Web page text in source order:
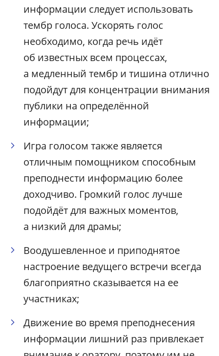
информации следует использовать
тембр голоса. Ускорять голос
необходимо, когда речь идёт
об известных всем процессах,
а медленный тембр и тишина отлично
подойдут для концентрации внимания
публики на определённой
информации;
Игра голосом также является
отличным помощником способным
преподнести информацию более
доходчиво. Громкий голос лучше
подойдёт для важных моментов,
а низкий для драмы;
Воодушевленное и приподнятое
настроение ведущего встречи всегда
благоприятно сказывается на ее
участниках;
Движение во время преподнесения
информации лишний раз привлекает